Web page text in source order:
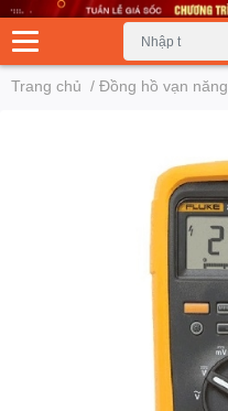
Trang chủ / Đồng hồ vạn năng